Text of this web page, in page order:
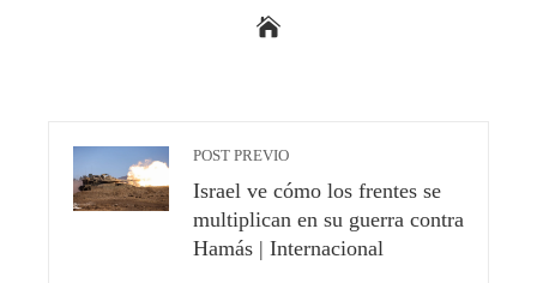
POST PREVIO
Israel ve cómo los frentes se
multiplican en su guerra contra
Hamás | Internacional